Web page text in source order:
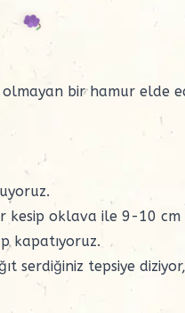
olmayan bir hamur
kesip oklava ile 9-10 cm
kapatıyoruz.
serdiğiniz tepsiye